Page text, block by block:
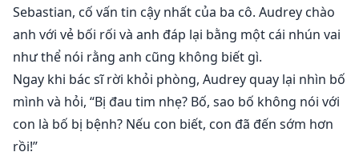
Sebastian, cố vấn tin cậy nhất của ba cô. Audrey chào
anh với vẻ bối rối và anh đáp lại bằng một cái nhún vai
như thể nói rằng anh cũng không biết gì.
Ngay khi bác sĩ rời khỏi phòng, Audrey quay lại nhìn bố
mình và hỏi, “Bị đau tim nhẹ? Bố, sao bố không nói với
con là bố bị bệnh? Nếu con biết, con đã đến sớm hơn
rồi!”